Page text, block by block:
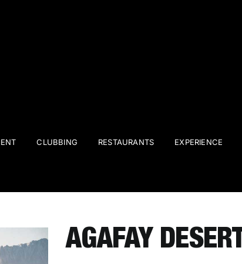
CLUBBING RESTAURANTS EXPERIENCE
AGAFAY DESERT